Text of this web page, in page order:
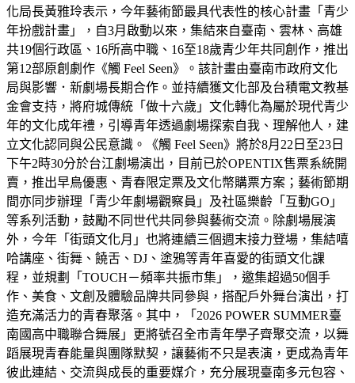
化局長黃雅玲表示，今年藝術節最具代表性的核心計畫「青少
年扮戲計畫」，自3月啟動以來，集結來自臺南、雲林、高雄
共19個行政區、16所高中職、16至18歲青少年共同創作，推出
第12部原創劇作《觸 Feel Seen》。該計畫由臺南市政府文化
局與影響．新劇場長期合作。並持續獲文化部及台積電文教基
金會支持，將府城傳統「做十六歲」文化轉化為屬於現代青少
年的文化成年禮，引導青年透過劇場探索自我、理解他人，建
立文化認同與公民意識。《觸 Feel Seen》將於8月22日至23日
下午2時30分於台江劇場演出，目前已於OPENTIX售票系統開
賣，推出早鳥優惠、青春限定票及文化幣購票方案；藝術節期
間亦同步辦理「青少年劇場觀察員」及社區樂齡「互動GO」
等系列活動，鼓勵不同世代共同參與藝術交流。除劇場展演
外，今年「街頭文化月」也將連續三個週末接力登場，集結嘻
哈講座、街舞、饒舌、DJ、塗鴉等青年喜愛的街頭文化課
程，並規劃「TOUCH－頻率共振市集」，邀集超過50個手
作、美食、文創及體驗品牌共同參與，搭配戶外舞台演出，打
造充滿活力的青春聚落。其中，「2026 POWER SUMMER臺
南國高中職聯合舞展」更將號召全市青年學子齊聚交流，以舞
蹈展現青春能量與團隊默契，讓藝術不只是表演，更成為青年
彼此連結、交流與成長的重要媒介，充分展現臺南多元包容、